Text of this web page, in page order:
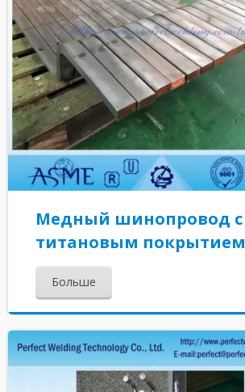
Медный шинопровод с
титановым покрытием
Больше